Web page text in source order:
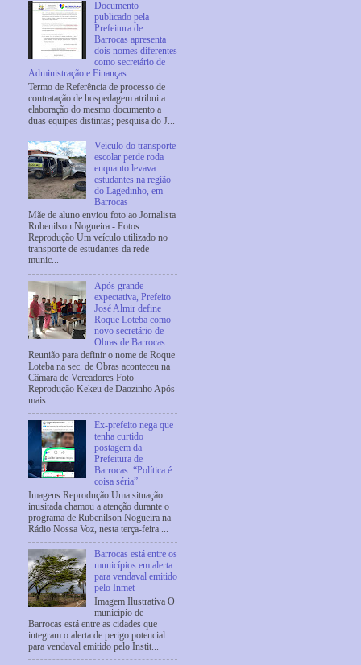
Documento
publicado pela
Prefeitura de
Barrocas apresenta
dois nomes diferentes
como secretário de
Administração e Finanças
Termo de Referência de processo de
contratação de hospedagem atribui a
elaboração do mesmo documento a
duas equipes distintas; pesquisa do J...
Veículo do transporte
escolar perde roda
enquanto levava
estudantes na região
do Lagedinho, em
Barrocas
Mãe de aluno enviou foto ao Jornalista
Rubenilson Nogueira - Fotos
Reprodução Um veículo utilizado no
transporte de estudantes da rede
munic...
Após grande
expectativa, Prefeito
José Almir define
Roque Loteba como
novo secretário de
Obras de Barrocas
Reunião para definir o nome de Roque
Loteba na sec. de Obras aconteceu na
Câmara de Vereadores Foto
Reprodução Kekeu de Daozinho Após
mais ...
Ex-prefeito nega que
tenha curtido
postagem da
Prefeitura de
Barrocas: “Política é
coisa séria”
Imagens Reprodução Uma situação
inusitada chamou a atenção durante o
programa de Rubenilson Nogueira na
Rádio Nossa Voz, nesta terça-feira ...
Barrocas está entre os
municípios em alerta
para vendaval emitido
pelo Inmet
Imagem Ilustrativa O
município de
Barrocas está entre as cidades que
integram o alerta de perigo potencial
para vendaval emitido pelo Instit...